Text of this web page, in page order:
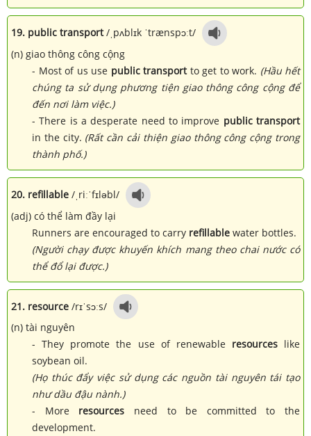
19. public transport/ˌpʌblɪk ˈtrænspɔːt/
(n) giao thông công cộng
- Most of us use public transportto get to work. (Hầu hết
chúng ta sử dụng phương tiện giao thông công cộng để
đến nơi làm việc.)
- There is a desperate need to improve public transport
in the city. (Rất cần cải thiện giao thông công cộng trong
thành phố.)
20. refillable /ˌriːˈfɪləbl/
(adj) có thể làm đầy lại
Runners are encouraged to carry refillable water bottles.
(Người chạy được khuyến khích mang theo chai nước có
thể đổ lại được.)
21. resource /rɪˈsɔːs/
(n) tài nguyên
- They promote the use of renewable resourceslike
soybean oil.
(Họ thúc đẩy việc sử dụng các nguồn tài nguyên tái tạo
như dầu đậu nành.)
- More resources need to be committed to the
development.